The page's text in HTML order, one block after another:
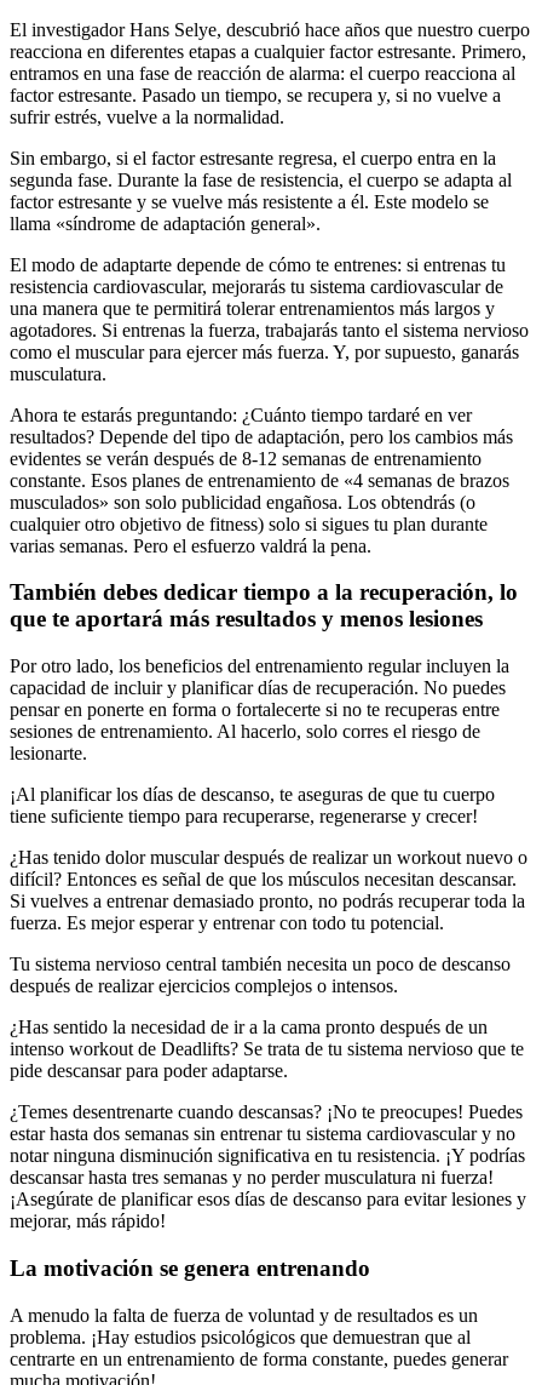
El investigador Hans Selye, descubrió hace años que nuestro cuerpo
reacciona en diferentes etapas a cualquier factor estresante. Primero,
entramos en una fase de reacción de alarma: el cuerpo reacciona al
factor estresante. Pasado un tiempo, se recupera y, si no vuelve a
sufrir estrés, vuelve a la normalidad.
Sin embargo, si el factor estresante regresa, el cuerpo entra en la
segunda fase. Durante la fase de resistencia, el cuerpo se adapta al
factor estresante y se vuelve más resistente a él. Este modelo se
llama «síndrome de adaptación general».
El modo de adaptarte depende de cómo te entrenes: si entrenas tu
resistencia cardiovascular, mejorarás tu sistema cardiovascular de
una manera que te permitirá tolerar entrenamientos más largos y
agotadores. Si entrenas la fuerza, trabajarás tanto el sistema nervioso
como el muscular para ejercer más fuerza. Y, por supuesto, ganarás
musculatura.
Ahora te estarás preguntando: ¿Cuánto tiempo tardaré en ver
resultados? Depende del tipo de adaptación, pero los cambios más
evidentes se verán después de 8-12 semanas de entrenamiento
constante. Esos planes de entrenamiento de «4 semanas de brazos
musculados» son solo publicidad engañosa. Los obtendrás (o
cualquier otro objetivo de fitness) solo si sigues tu plan durante
varias semanas. Pero el esfuerzo valdrá la pena.
También debes dedicar tiempo a la recuperación, lo
que te aportará más resultados y menos lesiones
Por otro lado, los beneficios del entrenamiento regular incluyen la
capacidad de incluir y planificar días de recuperación. No puedes
pensar en ponerte en forma o fortalecerte si no te recuperas entre
sesiones de entrenamiento. Al hacerlo, solo corres el riesgo de
lesionarte.
¡Al planificar los días de descanso, te aseguras de que tu cuerpo
tiene suficiente tiempo para recuperarse, regenerarse y crecer!
¿Has tenido dolor muscular después de realizar un workout nuevo o
difícil? Entonces es señal de que los músculos necesitan descansar.
Si vuelves a entrenar demasiado pronto, no podrás recuperar toda la
fuerza. Es mejor esperar y entrenar con todo tu potencial.
Tu sistema nervioso central también necesita un poco de descanso
después de realizar ejercicios complejos o intensos.
¿Has sentido la necesidad de ir a la cama pronto después de un
intenso workout de Deadlifts? Se trata de tu sistema nervioso que te
pide descansar para poder adaptarse.
¿Temes desentrenarte cuando descansas? ¡No te preocupes! Puedes
estar hasta dos semanas sin entrenar tu sistema cardiovascular y no
notar ninguna disminución significativa en tu resistencia. ¡Y podrías
descansar hasta tres semanas y no perder musculatura ni fuerza!
¡Asegúrate de planificar esos días de descanso para evitar lesiones y
mejorar, más rápido!
La motivación se genera entrenando
A menudo la falta de fuerza de voluntad y de resultados es un
problema. ¡Hay estudios psicológicos que demuestran que al
centrarte en un entrenamiento de forma constante, puedes generar
mucha motivación!